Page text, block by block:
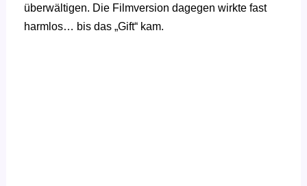
überwältigen. Die Filmversion dagegen wirkte fast
harmlos… bis das „Gift“ kam.